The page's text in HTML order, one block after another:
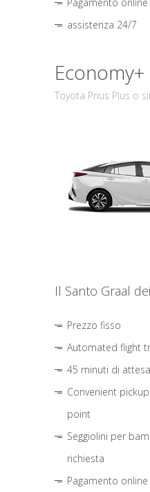
assistenza 24/7
Economy+
Toyota Prius Plus o
Il Santo Graal
Prezzo fisso
Automated flight
45 minuti di
Convenient
point
Seggiolini per
richiesta
Pagamento